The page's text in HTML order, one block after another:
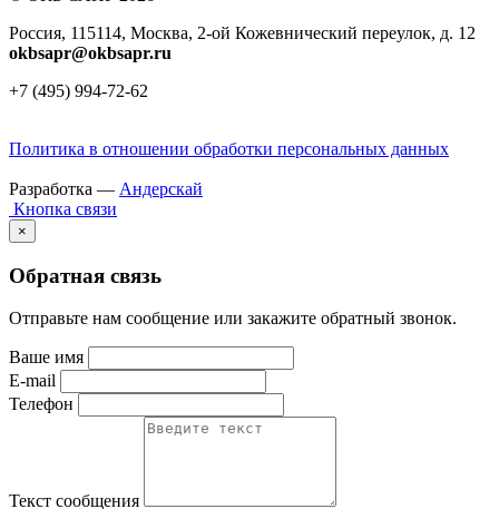
Россия, 115114, Москва, 2-ой Кожевнический переулок, д. 12
okbsapr@okbsapr.ru
+7 (495) 994-72-62
Политика в отношении обработки персональных данных
Разработка — Андерскай
Кнопка связи
×
Обратная связь
Отправьте нам сообщение или закажите обратный звонок.
Ваше имя
E-mail
Телефон
Текст сообщения